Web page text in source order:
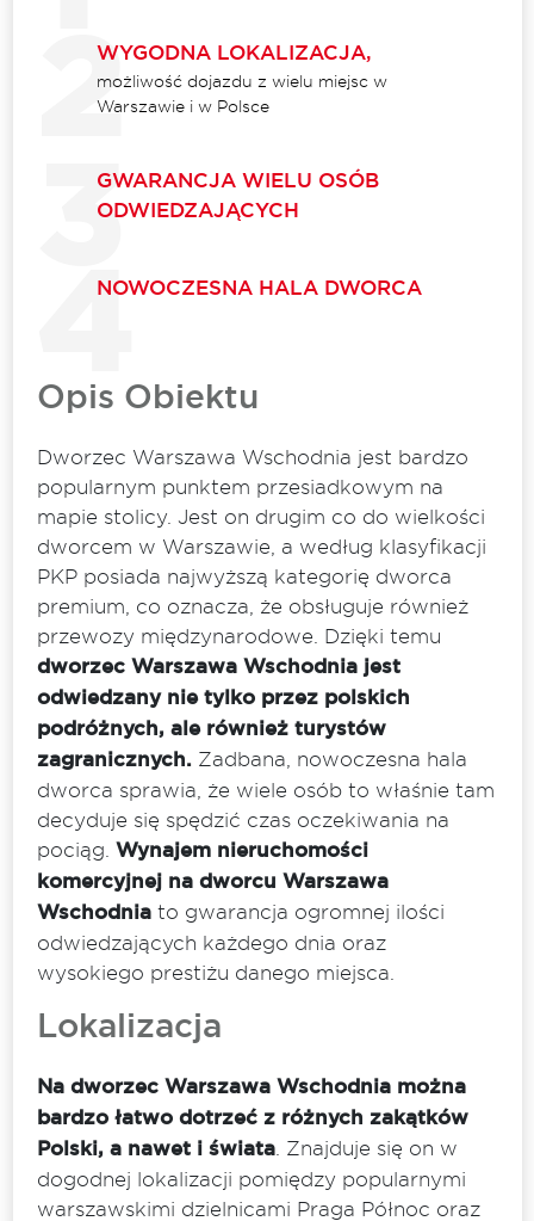
WYGODNA LOKALIZACJA,
możliwość dojazdu z wielu miejsc w
Warszawie i w Polsce
GWARANCJA WIELU OSÓB
ODWIEDZAJĄCYCH
NOWOCZESNA HALA DWORCA
Opis Obiektu
Dworzec Warszawa Wschodnia jest bardzo
popularnym punktem przesiadkowym na
mapie stolicy. Jest on drugim co do wielkości
dworcem w Warszawie, a według klasyfikacji
PKP posiada najwyższą kategorię dworca
premium, co oznacza, że obsługuje również
przewozy międzynarodowe. Dzięki temu
dworzec Warszawa Wschodnia jest
odwiedzany nie tylko przez polskich
podróżnych, ale również turystów
zagranicznych.Zadbana, nowoczesna hala
dworca sprawia, że wiele osób to właśnie tam
decyduje się spędzić czas oczekiwania na
pociąg. Wynajem nieruchomości
komercyjnej na dworcu Warszawa
Wschodniato gwarancja ogromnej ilości
odwiedzających każdego dnia oraz
wysokiego prestiżu danego miejsca.
Lokalizacja
Na dworzec Warszawa Wschodnia można
bardzo łatwo dotrzeć z różnych zakątków
Polski, a nawet i świata. Znajduje się on w
dogodnej lokalizacji pomiędzy popularnymi
warszawskimi dzielnicami Praga Północ oraz